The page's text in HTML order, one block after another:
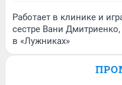
Работает в клинике и
сестре Вани
в «Лужниках»